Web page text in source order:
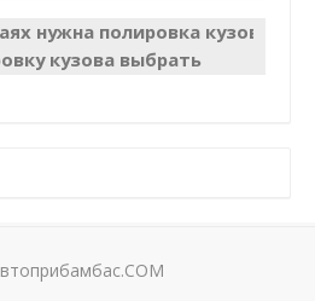
нужна полировка кузова
кузова выбрать